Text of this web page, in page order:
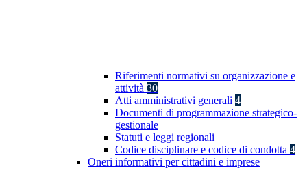
Riferimenti normativi su organizzazione e
attività 30
Atti amministrativi generali 4
Documenti di programmazione strategico-
gestionale
Statuti e leggi regionali
Codice disciplinare e codice di condotta 4
Oneri informativi per cittadini e imprese